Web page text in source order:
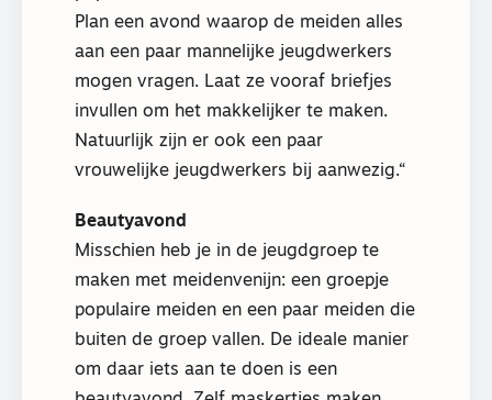
Plan een avond waarop de meiden alles
aan een paar mannelijke jeugdwerkers
mogen vragen. Laat ze vooraf briefjes
invullen om het makkelijker te maken.
Natuurlijk zijn er ook een paar
vrouwelijke jeugdwerkers bij aanwezig.
Beautyavond
Misschien heb je in de jeugdgroep te
maken met meidenvenijn: een groepje
populaire meiden en een paar meiden die
buiten de groep vallen. De ideale manier
om daar iets aan te doen is een